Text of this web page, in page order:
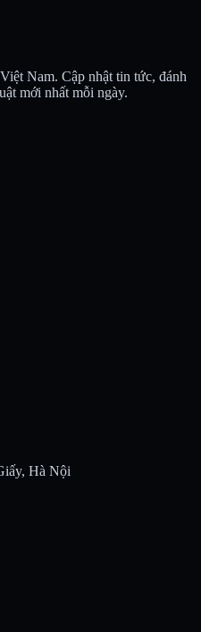
Nam. Cập nhật tin tức, đánh
mới nhất mỗi ngày.
Hà Nội